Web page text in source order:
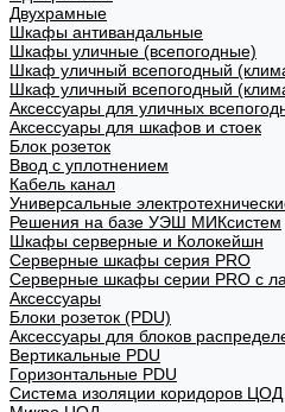
Двухрамные
Шкафы антивандальные
Шкафы уличные (всепогодные)
Шкаф уличный всепогодный
Шкаф уличный всепогодный
Аксессуары для уличных
Аксессуары для шкафов и стоек
Блок розеток
Ввод с уплотнением
Кабель канал
Универсальные
Решения на базе УЭШ МИКсистем
Шкафы серверные и Колокейшн
Серверные шкафы серия PRO
Серверные шкафы серии PRO с
Аксессуары
Блоки розеток (PDU)
Аксессуары для блоков
Вертикальные PDU
Горизонтальные PDU
Система изоляции коридоров ЦОД